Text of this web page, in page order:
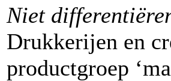
Niet
Drukkerijen en
productgroep